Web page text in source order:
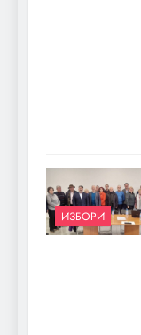
ИЗБОРИ